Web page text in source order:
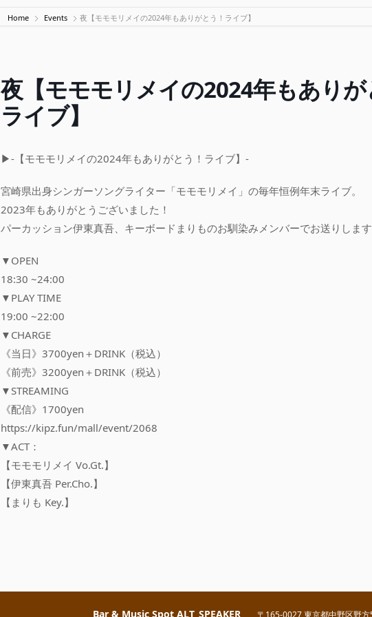
Home Events 夜【モモモリメイの2024年もありがとう！ライブ】
夜【モモモリメイの2024年もありが
ライブ】
▶︎-【モモモリメイの2024年もありがとう！ライブ】-
宮崎県出身シンガーソングライター「モモモリメイ」の毎年恒例年末ライブ。
2023年もありがとうございました！
パーカッション伊東真吾、キーボードまりものお馴染みメンバーでお送りします
▼OPEN
18:30 ~24:00
▼PLAY TIME
19:00 ~22:00
▼CHARGE
《当日》3700yen＋DRINK（税込）
《前売》3200yen＋DRINK（税込）
▼STREAMING
《配信》1700yen
https://kipz.fun/mall/event/2068
▼ACT：
【モモモリメイ Vo.Gt.】
【伊東真吾 Per.Cho.】
【まりも Key.】
Bar & Music Spot ALT_SPEAKER 〒165-0027 東京都中野区野